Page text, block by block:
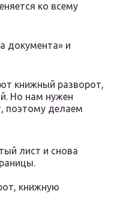
ко всему
документа» и
книжный разворот,
Но нам нужен
поэтому делаем
лист и снова
книжную